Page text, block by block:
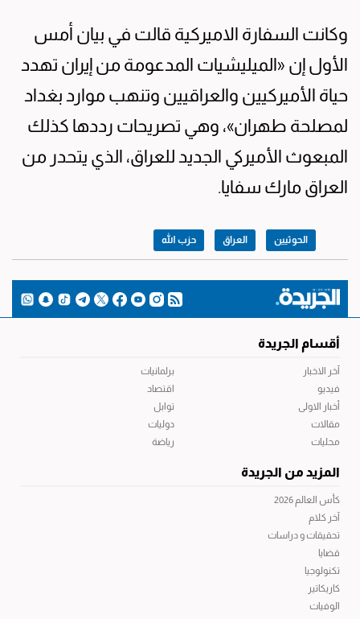
وكانت السفارة الاميركية قالت في بيان أمس
الأول إن «الميليشيات المدعومة من إيران تهدد
حياة الأميركيين والعراقيين وتنهب موارد بغداد
لمصلحة طهران»، وهي تصريحات رددها كذلك
المبعوث الأميركي الجديد للعراق، الذي يتحدر من
العراق مارك سفايا.
الحوثيين العراق حزب الله
أقسام الجريدة
آخر الاخبار
فيديو
أخبار الاولى
مقالات
محليات
برلمانيات
اقتصاد
توابل
دوليات
رياضة
المزيد من الجريدة
كأس العالم 2026
آخر كلام
تحقيقات و دراسات
قضايا
تكنولوجيا
كاريكاتير
الوفيات